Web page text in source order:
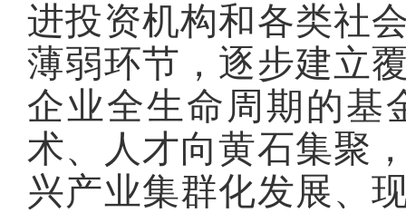
进投资机构和各类社
薄弱环节，逐步建立
企业全生命周期的基
术、人才向黄石集聚
兴产业集群化发展、